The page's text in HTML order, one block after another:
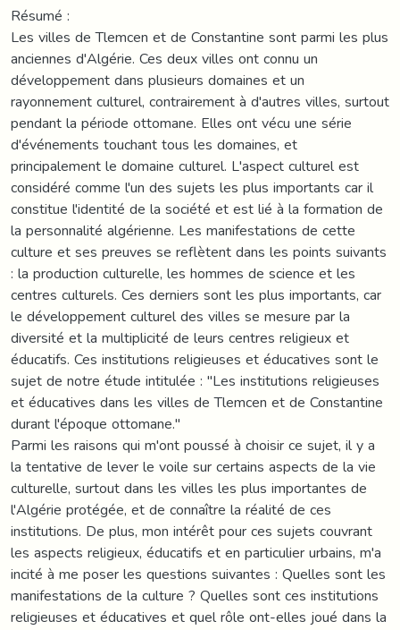
Résumé :
Les villes de Tlemcen et de Constantine sont parmi les plus
anciennes d'Algérie. Ces deux villes ont connu un
développement dans plusieurs domaines et un
rayonnement culturel, contrairement à d'autres villes, surtout
pendant la période ottomane. Elles ont vécu une série
d'événements touchant tous les domaines, et
principalement le domaine culturel. L'aspect culturel est
considéré comme l'un des sujets les plus importants car il
constitue l'identité de la société et est lié à la formation de
la personnalité algérienne. Les manifestations de cette
culture et ses preuves se reflètent dans les points suivants
: la production culturelle, les hommes de science et les
centres culturels. Ces derniers sont les plus importants, car
le développement culturel des villes se mesure par la
diversité et la multiplicité de leurs centres religieux et
éducatifs. Ces institutions religieuses et éducatives sont le
sujet de notre étude intitulée : "Les institutions religieuses
et éducatives dans les villes de Tlemcen et de Constantine
durant l'époque ottomane."
Parmi les raisons qui m'ont poussé à choisir ce sujet, il y a
la tentative de lever le voile sur certains aspects de la vie
culturelle, surtout dans les villes les plus importantes de
l'Algérie protégée, et de connaître la réalité de ces
institutions. De plus, mon intérêt pour ces sujets couvrant
les aspects religieux, éducatifs et en particulier urbains, m'a
incité à me poser les questions suivantes : Quelles sont les
manifestations de la culture ? Quelles sont ces institutions
religieuses et éducatives et quel rôle ont-elles joué dans la